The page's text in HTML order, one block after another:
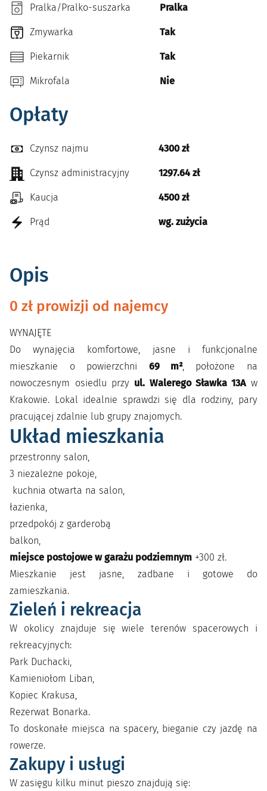
Pralka/Pralko-suszarka Pralka
Zmywarka Tak
Piekarnik Tak
Mikrofala Nie
Opłaty
Czynsz najmu 4300 zł
Czynsz administracyjny 1297.64 zł
Kaucja 4500 zł
Prąd wg. zużycia
Opis
0 zł prowizji od najemcy
WYNAJĘTE
Do wynajęcia komfortowe, jasne i funkcjonalne
mieszkanie o powierzchni 69 m², położone na
nowoczesnym osiedlu przy ul. Walerego Sławka 13Aw
Krakowie. Lokal idealnie sprawdzi się dla rodziny, pary
pracującej zdalnie lub grupy znajomych.
Układ mieszkania
przestronny salon,
3 niezależne pokoje,
kuchnia otwarta na salon,
łazienka,
przedpokój z garderobą
balkon,
miejsce postojowe w garażu podziemnym +300 zł.
Mieszkanie jest jasne, zadbane i gotowe do
zamieszkania.
Zieleń i rekreacja
W okolicy znajduje się wiele terenów spacerowych i
rekreacyjnych:
Park Duchacki,
Kamieniołom Liban,
Kopiec Krakusa,
Rezerwat Bonarka.
To doskonałe miejsca na spacery, bieganie czy jazdę na
rowerze.
Zakupy i usługi
W zasięgu kilku minut pieszo znajdują się: